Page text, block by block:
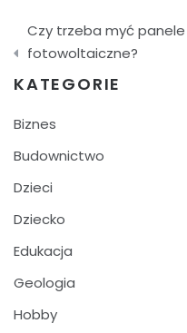
Nawigacja
wpisu
Czy trzeba myć panele
fotowoltaiczne?
KATEGORIE
Biznes
Budownictwo
Dzieci
Dziecko
Edukacja
Geologia
Hobby